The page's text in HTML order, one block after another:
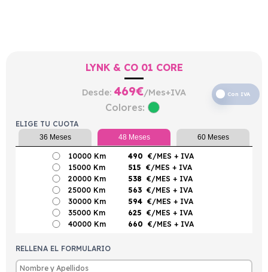
LYNK & CO 01 CORE
Desde: 469€/Mes+IVA Con IVA
Colores:
ELIGE TU CUOTA
36 Meses 48 Meses 60 Meses
10000 Km 490 €/MES + IVA
15000 Km
515 €/MES + IVA
20000 Km
538 €/MES + IVA
25000 Km
563 €/MES + IVA
30000 Km
594 €/MES + IVA
35000 Km
625 €/MES + IVA
40000 Km
660 €/MES + IVA
RELLENA EL FORMULARIO